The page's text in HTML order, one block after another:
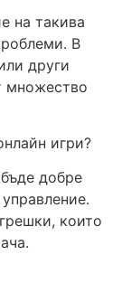
на такива
В
други
множество
игри?
добре
които